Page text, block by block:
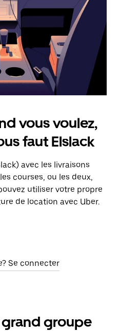
vous voulez,
faut Elslack
avec les livraisons
courses, ou les deux,
utiliser votre propre
de location avec Uber.
Se connecter
groupe